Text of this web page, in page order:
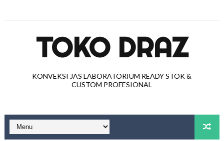
TOKO DRAZ
KONVEKSI JAS LABORATORIUM READY STOK &
CUSTOM PROFESIONAL